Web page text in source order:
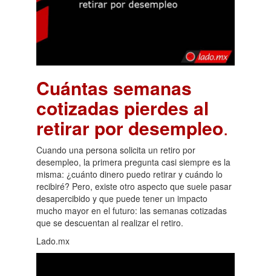
Cuántas semanas
cotizadas pierdes al
retirar por desempleo.
Cuando una persona solicita un retiro por
desempleo, la primera pregunta casi siempre es la
misma: ¿cuánto dinero puedo retirar y cuándo lo
recibiré? Pero, existe otro aspecto que suele pasar
desapercibido y que puede tener un impacto
mucho mayor en el futuro: las semanas cotizadas
que se descuentan al realizar el retiro.
Lado.mx